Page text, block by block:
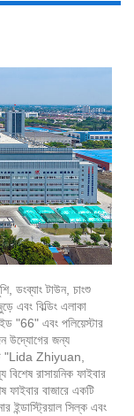
ডংব্যাং টাউন, চাংশু
এবং বিল্ডিং এলাকা
"66" এবং পলিয়েস্টার
উদ্যোগের জন্য
"Lida Zhiyuan,
বিশেষ রাসায়নিক ফাইবার
ফাইবার বাজারে একটি
ইন্ডাস্ট্রিয়াল সিল্ক এবং